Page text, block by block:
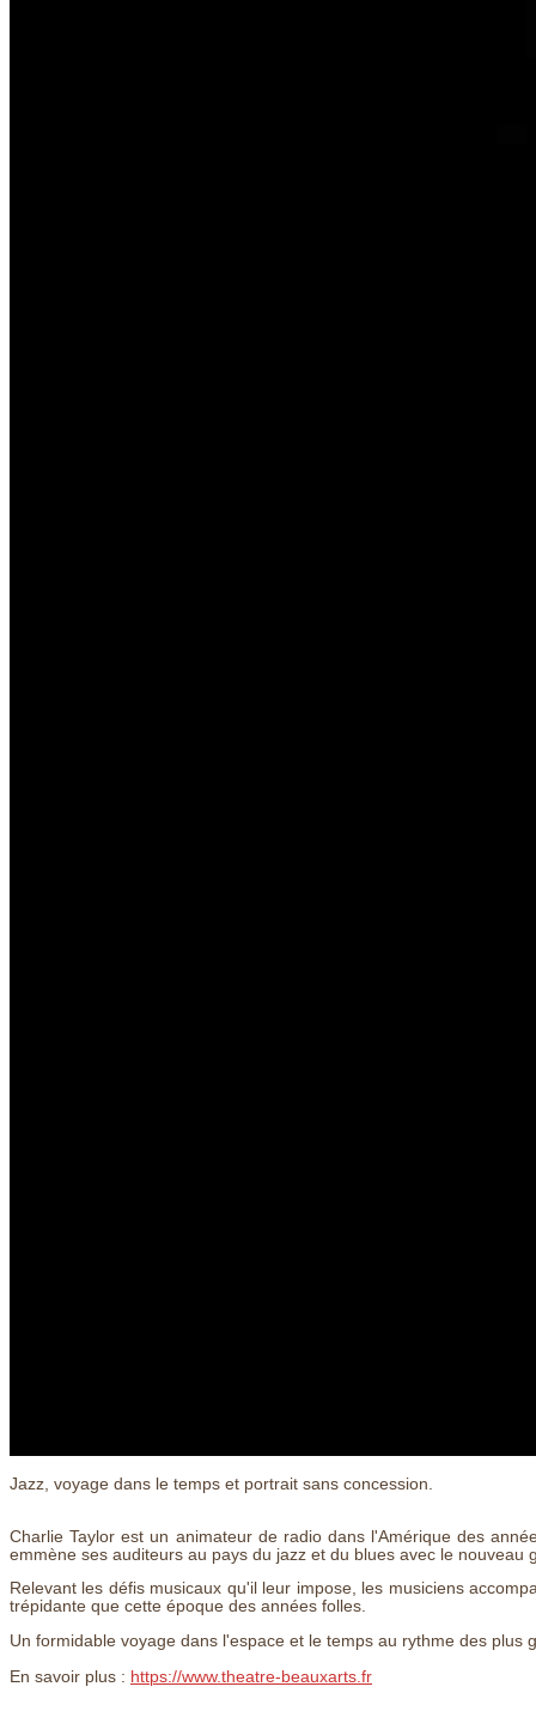
Jazz, voyage dans le temps et portrait sans concession.
Charlie Taylor est un animateur de radio dans l'Amérique des
emmène ses auditeurs au pays du jazz et du blues avec le nouveau
Relevant les défis musicaux qu'il leur impose, les musiciens
trépidante que cette époque des années folles.
Un formidable voyage dans l'espace et le temps au rythme des plus
En savoir plus : https://www.theatre-beauxarts.fr